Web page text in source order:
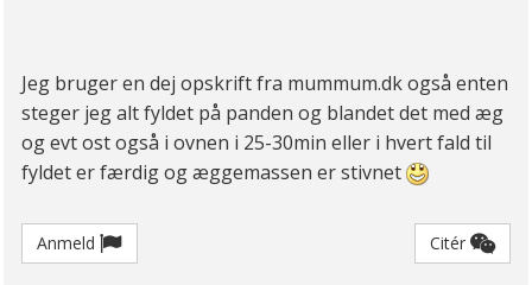
Jeg bruger en dej opskrift fra mummum.dk også enten
steger jeg alt fyldet på panden og blandet det med æg
og evt ost også i ovnen i 25-30min eller i hvert fald til
fyldet er færdig og æggemassen er stivnet
Anmeld Citér